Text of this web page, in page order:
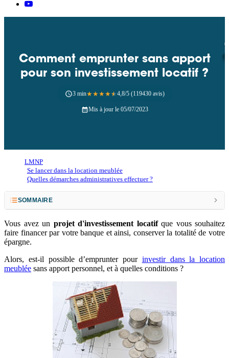
Comment emprunter sans apport
pour son investissement locatif ?
3 min★★★★★4,8/5 (119430 avis)
Mis à jour le 05/07/2023
LMNP
Se lancer dans la location meublée
Quelles démarches administratives effectuer ?
SOMMAIRE
Emprunter pour investir sans apport: fonctionnement
Emprunter sans apport : quels avantages ?
A qui est destiné le prêt immobilier à 110% ?
Vous avez un projet d'investissement locatifque vous souhaitez
faire financer par votre banque et ainsi, conserver la totalité de votre
épargne.
Alors, est-il possible d’emprunter pour investir dans la location
meublée sans apport personnel, et à quelles conditions ?